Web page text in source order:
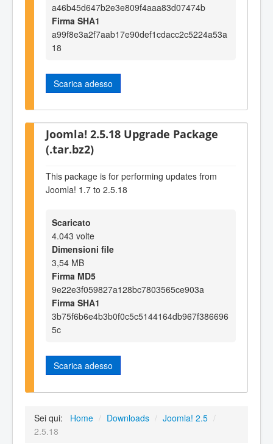
a46b45d647b2e3e809f4aaa83d07474b
Firma SHA1
a99f8e3a2f7aab17e90def1cdacc2c5224a53a
18
Scarica adesso
Joomla! 2.5.18 Upgrade Package
(.tar.bz2)
This package is for performing updates from
Joomla! 1.7 to 2.5.18
Scaricato
4.043 volte
Dimensioni file
3,54 MB
Firma MD5
9e22e3f059827a128bc7803565ce903a
Firma SHA1
3b75f6b6e4b3b0f0c5c5144164db967f386696
5c
Scarica adesso
Sei qui: Home / Downloads / Joomla! 2.5 /
2.5.18